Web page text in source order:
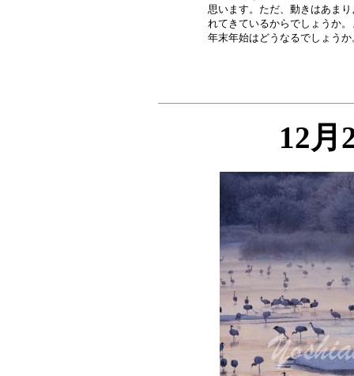
思います。ただ、動きはあま
れてきているからでしょうか
12月